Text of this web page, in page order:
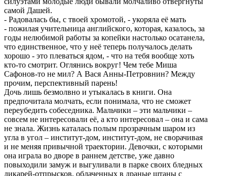
самой Дашей.
- Радовалась бы, с твоей хромотой, - укоряла её мать
- пожилая учительница английского, которая, казалось, за
годы нелюбимой работы за копейки настолько осатанела,
что единственное, что у неё теперь получалось делать
хорошо - это плеваться ядом, - что на тебя вообще хоть
кто-то смотрит. Оглянись вокруг! Чем тебе Миша
Сафонов-то не мил? А Вася Анны-Петровнин? Между
прочим, перспективный парень!
Дочь лишь безмолвно и утыкалась в книги. Она
предпочитала молчать, если понимала, что не сможет
переубедить собеседника. Мальчики – эти мальчики –
совсем не интересовали её, а кто интересовал – она и сама
не знала. Жизнь каталась полым прозрачным шаром из
угла в угол – институт-дом, институт-дом, не сворачивая
и не меняя привычной траектории. Девочки, с которыми
она играла во дворе в раннем детстве, уже давно
повыходили замуж и выгуливали в парке своих бледных
дикарей-отпрысков, облаченных в драные штаны с